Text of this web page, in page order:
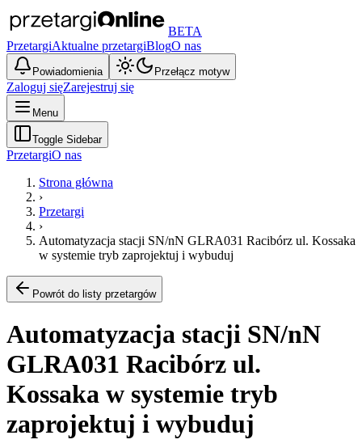
BETA
PrzetargiAktualne przetargiBlogO nas
Powiadomienia Przełącz motyw
Zaloguj sięZarejestruj się
Menu
Toggle Sidebar
PrzetargiO nas
Strona główna
›
Przetargi
›
Automatyzacja stacji SN/nN GLRA031 Racibórz ul. Kossaka
w systemie tryb zaprojektuj i wybuduj
Powrót do listy przetargów
Automatyzacja stacji SN/nN
GLRA031 Racibórz ul.
Kossaka w systemie tryb
zaprojektuj i wybuduj